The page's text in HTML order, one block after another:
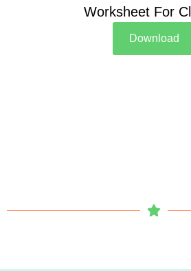
Worksheet For
Download